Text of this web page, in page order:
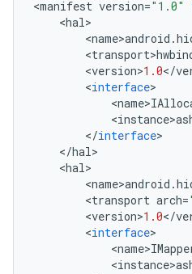
<manifest version="1.0"
<hal>
<name>android .
<transport>
<version>1.0</
<interface>
<name>
<instance>
</interface>
</hal>
<hal>
<name>android .
<transport arch=
<version>1.0</
<interface>
<name>
<instance>